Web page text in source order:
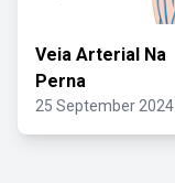
Veia Arterial Na
Perna
25 September 2024